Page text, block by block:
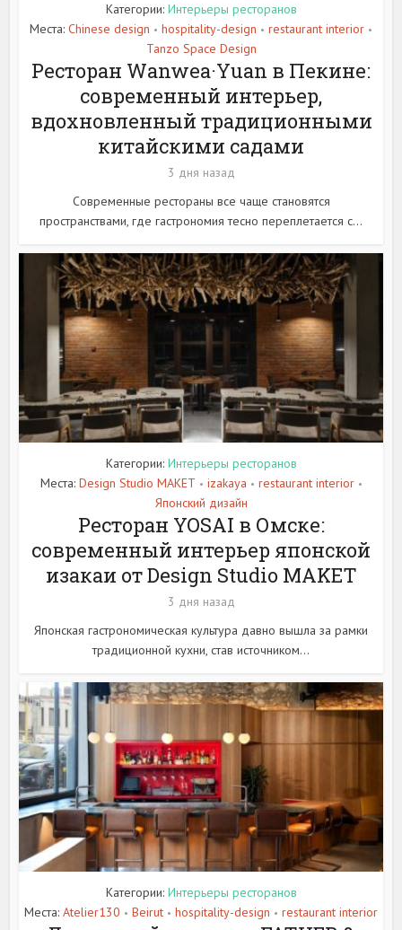
Категории: Интерьеры ресторанов
Места: Chinese design • hospitality-design • restaurant interior •
Tanzo Space Design
Ресторан Wanwea·Yuan в Пекине:
современный интерьер,
вдохновленный традиционными
китайскими садами
3 дня назад
Современные рестораны все чаще становятся
пространствами, где гастрономия тесно переплетается с...
Категории: Интерьеры ресторанов
Места: Design Studio MAKET • izakaya • restaurant interior •
Японский дизайн
Ресторан YOSAI в Омске:
современный интерьер японской
изакаи от Design Studio MAKET
3 дня назад
Японская гастрономическая культура давно вышла за рамки
традиционной кухни, став источником...
Категории: Интерьеры ресторанов
Места: Atelier130 • Beirut • hospitality-design • restaurant interior